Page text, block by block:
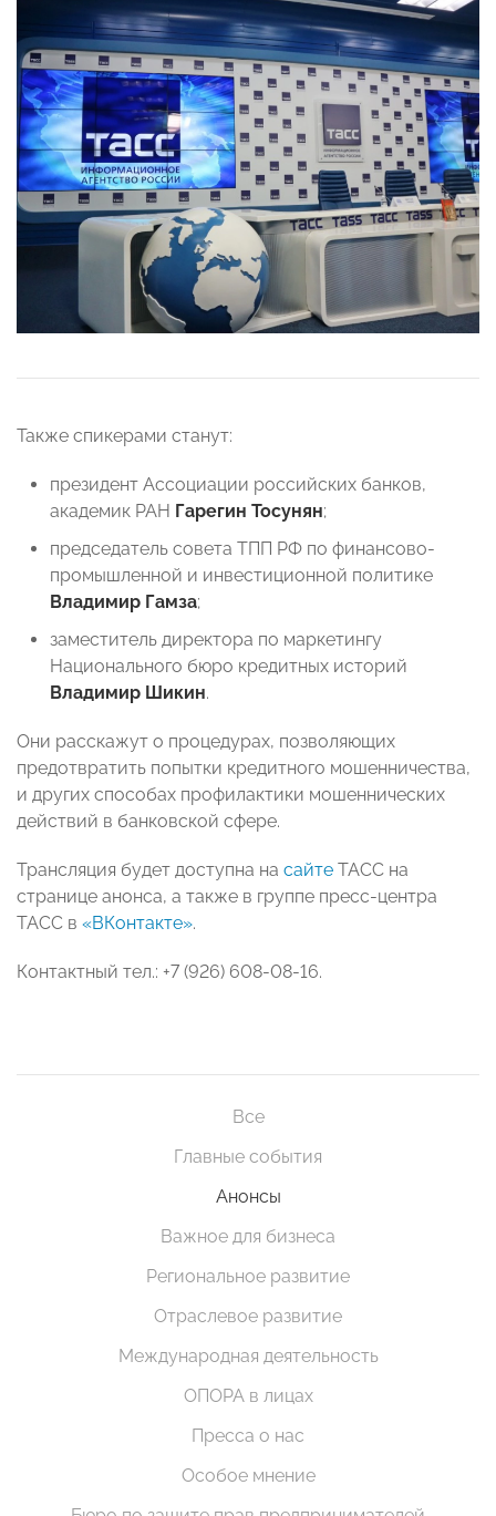
Также спикерами станут:
президент Ассоциации российских банков,
академик РАН Гарегин Тосунян;
председатель совета ТПП РФ по финансово-
промышленной и инвестиционной политике
Владимир Гамза;
заместитель директора по маркетингу
Национального бюро кредитных историй
Владимир Шикин.
Они расскажут о процедурах, позволяющих
предотвратить попытки кредитного мошенничества,
и других способах профилактики мошеннических
действий в банковской сфере.
Трансляция будет доступна на сайте ТАСС на
странице анонса, а также в группе пресс-центра
ТАСС в «ВКонтакте».
Контактный тел.: +7 (926) 608-08-16.
Все
Главные события
Анонсы
Важное для бизнеса
Региональное развитие
Отраслевое развитие
Международная деятельность
ОПОРА в лицах
Пресса о нас
Особое мнение